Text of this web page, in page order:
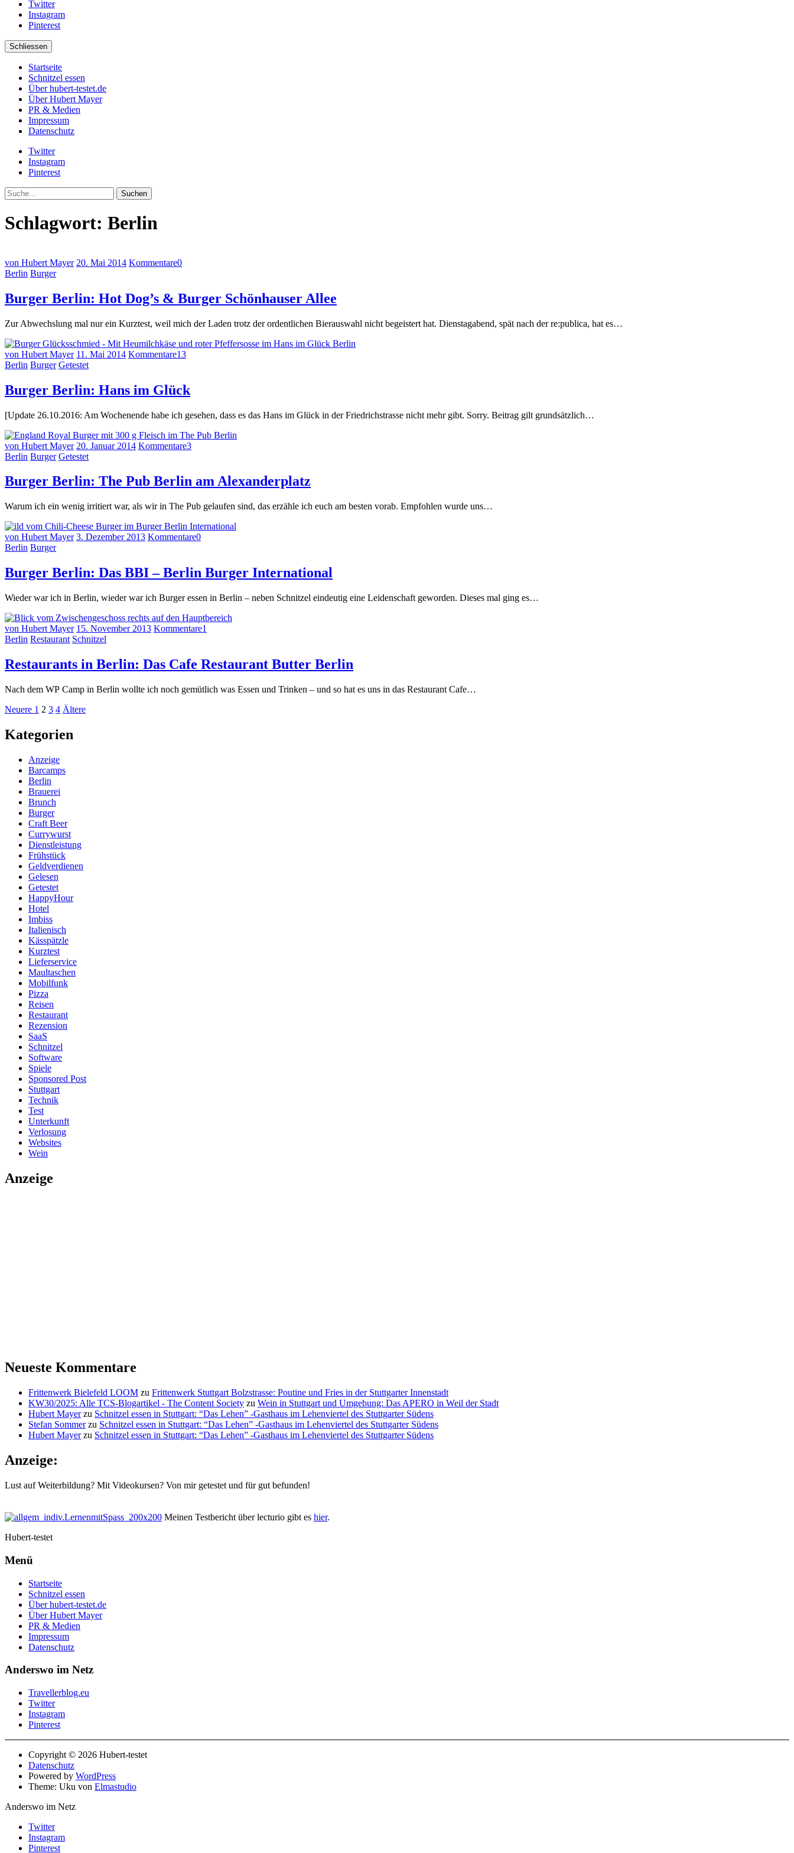
Twitter
Instagram
Pinterest
Schliessen
Startseite
Schnitzel essen
Über hubert-testet.de
Über Hubert Mayer
PR & Medien
Impressum
Datenschutz
Twitter
Instagram
Pinterest
Suche
Schlagwort: Berlin
von Hubert Mayer 20. Mai 2014 Kommentare0
Berlin Burger
Burger Berlin: Hot Dog’s & Burger Schönhauser Allee
Zur Abwechslung mal nur ein Kurztest, weil mich der Laden trotz der ordentlichen Bierauswahl nicht begeistert hat. Dienstagabend, spät nach der re:publica, hat es…
von Hubert Mayer 11. Mai 2014 Kommentare13
Berlin Burger Getestet
Burger Berlin: Hans im Glück
[Update 26.10.2016: Am Wochenende habe ich gesehen, dass es das Hans im Glück in der Friedrichstrasse nicht mehr gibt. Sorry. Beitrag gilt grundsätzlich…
von Hubert Mayer 20. Januar 2014 Kommentare3
Berlin Burger Getestet
Burger Berlin: The Pub Berlin am Alexanderplatz
Warum ich ein wenig irritiert war, als wir in The Pub gelaufen sind, das erzähle ich euch am besten vorab. Empfohlen wurde uns…
von Hubert Mayer 3. Dezember 2013 Kommentare0
Berlin Burger
Burger Berlin: Das BBI – Berlin Burger International
Wieder war ich in Berlin, wieder war ich Burger essen in Berlin – neben Schnitzel eindeutig eine Leidenschaft geworden. Dieses mal ging es…
von Hubert Mayer 15. November 2013 Kommentare1
Berlin Restaurant Schnitzel
Restaurants in Berlin: Das Cafe Restaurant Butter Berlin
Nach dem WP Camp in Berlin wollte ich noch gemütlich was Essen und Trinken – und so hat es uns in das Restaurant Cafe…
Seitennummerierung
der
Beiträge
Neuere Neuere
Seite
1 Seite
2 Seite
3 Seite
4 ÄltereÄltere
Kategorien
Anzeige
Barcamps
Berlin
Brauerei
Brunch
Burger
Craft Beer
Currywurst
Dienstleistung
Frühstück
Geldverdienen
Gelesen
Getestet
HappyHour
Hotel
Imbiss
Italienisch
Kässpätzle
Kurztest
Lieferservice
Maultaschen
Mobilfunk
Pizza
Reisen
Restaurant
Rezension
SaaS
Schnitzel
Software
Spiele
Sponsored Post
Stuttgart
Technik
Test
Unterkunft
Verlosung
Websites
Wein
Anzeige
Neueste Kommentare
Frittenwerk Bielefeld LOOM zu Frittenwerk Stuttgart Bolzstrasse: Poutine und Fries in der Stuttgarter Innenstadt
KW30/2025: Alle TCS-Blogartikel - The Content Society zu Wein in Stuttgart und Umgebung: Das APERO in Weil der Stadt
Hubert Mayerzu Schnitzel essen in Stuttgart: “Das Lehen” -Gasthaus im Lehenviertel des Stuttgarter Südens
Stefan Sommerzu Schnitzel essen in Stuttgart: “Das Lehen” -Gasthaus im Lehenviertel des Stuttgarter Südens
Hubert Mayerzu Schnitzel essen in Stuttgart: “Das Lehen” -Gasthaus im Lehenviertel des Stuttgarter Südens
Anzeige:
Lust auf Weiterbildung? Mit Videokursen? Von mir getestet und für gut befunden!
Meinen Testbericht über lecturio gibt es hier.
Hubert-testet
Menü
Startseite
Schnitzel essen
Über hubert-testet.de
Über Hubert Mayer
PR & Medien
Impressum
Datenschutz
Anderswo im Netz
Travellerblog.eu
Twitter
Instagram
Pinterest
Copyright © 2026 Hubert-testet
Datenschutz
Powered by WordPress
Theme: Uku von Elmastudio
Anderswo im Netz
Twitter
Instagram
Pinterest